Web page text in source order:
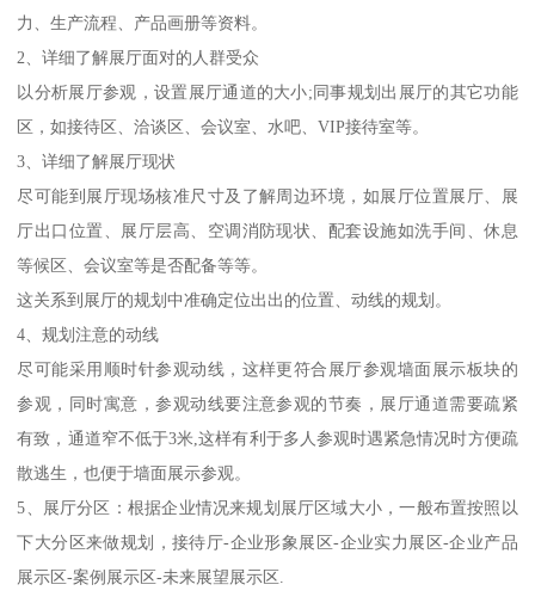
力、生产流程、产品画册等资料。
2、详细了解展厅面对的人群受众
以分析展厅参观，设置展厅通道的大小;同事规划出展厅的其它功能
区，如接待区、洽谈区、会议室、水吧、VIP接待室等。
3、详细了解展厅现状
尽可能到展厅现场核准尺寸及了解周边环境，如展厅位置展厅、展
厅出口位置、展厅层高、空调消防现状、配套设施如洗手间、休息
等候区、会议室等是否配备等等。
这关系到展厅的规划中准确定位出出的位置、动线的规划。
4、规划注意的动线
尽可能采用顺时针参观动线，这样更符合展厅参观墙面展示板块的
参观，同时寓意，参观动线要注意参观的节奏，展厅通道需要疏紧
有致，通道窄不低于3米,这样有利于多人参观时遇紧急情况时方便疏
散逃生，也便于墙面展示参观。
5、展厅分区：根据企业情况来规划展厅区域大小，一般布置按照以
下大分区来做规划，接待厅-企业形象展区-企业实力展区-企业产品
展示区-案例展示区-未来展望展示区.